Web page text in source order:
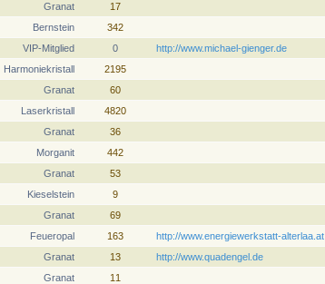
Granat
17
Bernstein
342
VIP-Mitglied
0 http://www.michael-gienger.de
Harmoniekristall
2195
Granat
60
Laserkristall
4820
Granat
36
Morganit
442
Granat
53
Kieselstein
9
Granat
69
Feueropal
163 http://www.energiewerkstatt-alterlaa.at
Granat
13 http://www.quadengel.de
Granat
11